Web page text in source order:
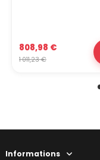
808,98 €
1 011,23 €
Informations